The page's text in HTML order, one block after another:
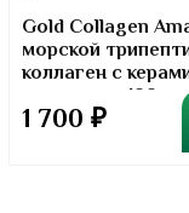
Gold Collagen
морской
коллаген с
в порошке. 100
1 700 ₽